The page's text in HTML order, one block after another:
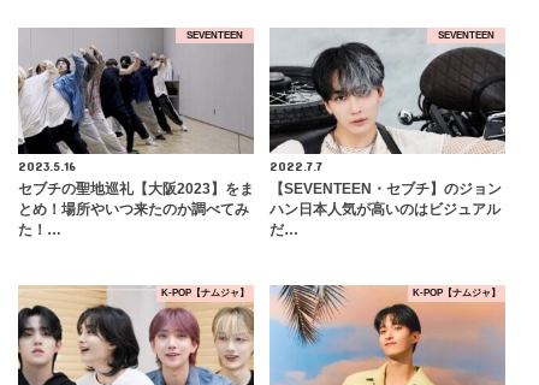
SEVENTEEN
2023.5.16
セブチの聖地巡礼【大阪2023】をま
とめ！場所やいつ来たのか調べてみ
た！…
SEVENTEEN
2022.7.7
【SEVENTEEN・セブチ】のジョン
ハン日本人気が高いのはビジュアル
だ…
K-POP【ナムジャ】 K-POP【ナムジャ】